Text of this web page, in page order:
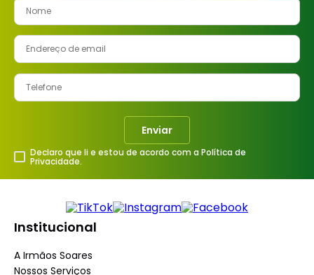
Enviar
Declaro que li e estou de acordo com a Política de
Privacidade.
Institucional
A Irmãos Soares
Nossos Serviços